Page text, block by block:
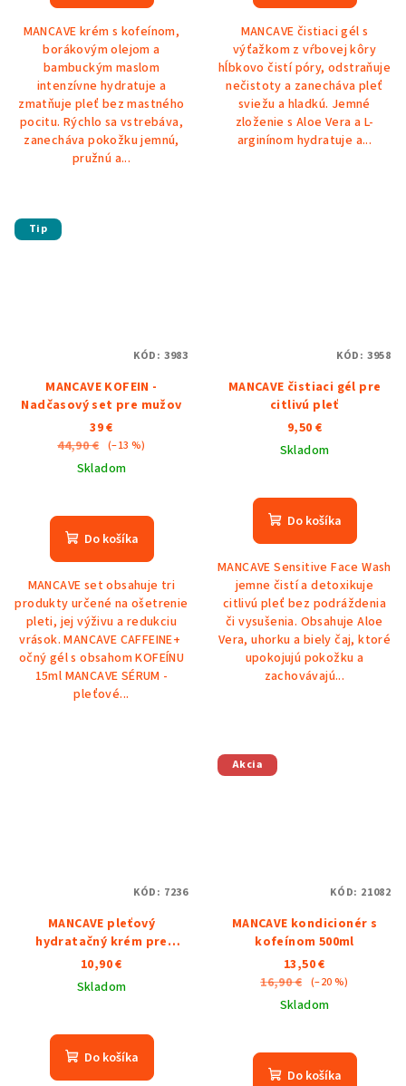
MANCAVE krém s kofeínom,
borákovým olejom a
bambuckým maslom
intenzívne hydratuje a
zmatňuje pleť bez mastného
pocitu. Rýchlo sa vstrebáva,
zanecháva pokožku jemnú,
pružnú a...
MANCAVE čistiaci gél s
výťažkom z vŕbovej kôry
hĺbkovo čistí póry, odstraňuje
nečistoty a zanecháva pleť
sviežu a hladkú. Jemné
zloženie s Aloe Vera a L-
arginínom hydratuje a...
Tip
MANCAVE KOFEIN -
Nadčasový set pre mužov
39 €
44,90 € (–13 %)
Skladom
Do košíka
MANCAVE set obsahuje tri
produkty určené na ošetrenie
pleti, jej výživu a redukciu
vrások. MANCAVE CAFFEINE+
očný gél s obsahom KOFEÍNU
15ml MANCAVE SÉRUM -
pleťové...
KÓD: 3983
MANCAVE čistiaci gél pre
citlivú pleť
9,50 €
Skladom
Do košíka
MANCAVE Sensitive Face Wash
jemne čistí a detoxikuje
citlivú pleť bez podráždenia
či vysušenia. Obsahuje Aloe
Vera, uhorku a biely čaj, ktoré
upokojujú pokožku a
zachovávajú...
KÓD: 3958
MANCAVE pleťový
hydratačný krém pre
citlivú pleť 100ml
10,90 €
Skladom
Do košíka
KÓD: 7236
Akcia
MANCAVE kondicionér s
kofeínom 500ml
13,50 €
16,90 € (–20 %)
Skladom
Do košíka
KÓD: 21082